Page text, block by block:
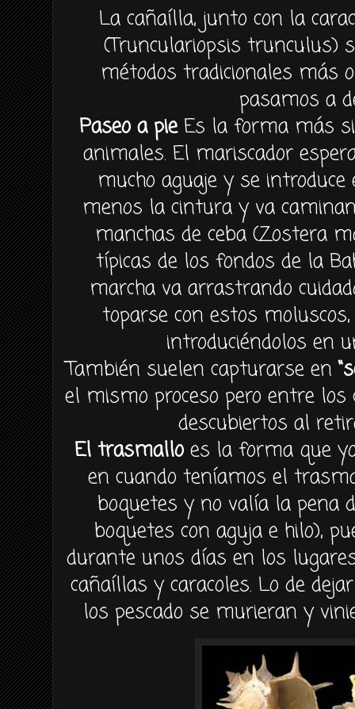
La cañaílla, junto con la
(Trunculariopsis trunculus)
métodos tradicionales más
pasamos a
Paseo a pieEs la forma más
animales. El mariscador
mucho aguaje y se
menos la cintura y va
manchas de ceba (Zostera
típicas de los fondos de la
marcha va arrastrando
toparse con estos
introduciéndolos en
También suelen capturarse en
el mismo proceso pero entre los
descubiertos al
El trasmallo es la forma que
en cuando teníamos el
boquetes y no valía la pena
boquetes con aguja e hilo),
durante unos días en los
cañaíllas y caracoles. Lo de
los pescado se murieran y